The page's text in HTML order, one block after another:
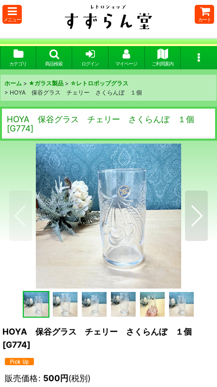
メニュー カート
カテゴリ 商品検索 ログイン マイページ ご利用案内
ホーム > ★ガラス製品 > ☆レトロポップグラス
> HOYA 保谷グラス チェリー さくらんぼ １個
HOYA 保谷グラス チェリー さくらんぼ １個
[G774]
HOYA 保谷グラス チェリー さくらんぼ １個
[G774]
販売価格: 500円(税別)